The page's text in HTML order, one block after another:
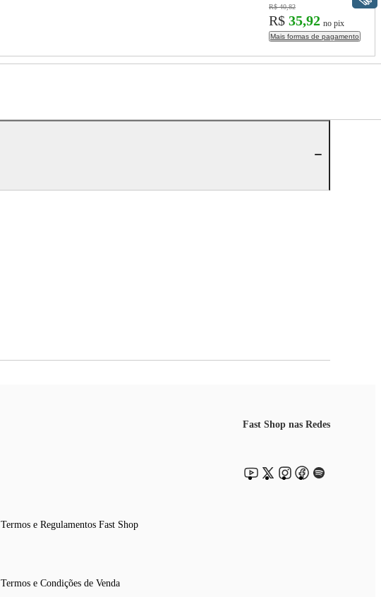
R$ 40,82
R$ 35,92 no pix
Mais formas de pagamento
Termos e Regulamentos Fast Shop
Termos e Condições de Venda
Fast Shop nas Redes